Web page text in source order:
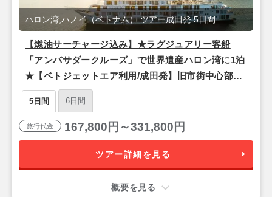
【燃油サーチャージ込み】★ラグジュアリー客船
「アンバサダークルーズ」で世界遺産ハロン湾に1泊
★【ベトジェットエア利用/成田発】旧市街中心部5
つ星『ペリドットグランド（プレミアムデラック
ス）』宿泊ハノイ3泊5日
ハロン湾,ハノイ（ベトナム） ツアー成田発 5日間
5日間 6日間
旅行代金 167,800円～331,800円
ツアー詳細を見る
概要を見る